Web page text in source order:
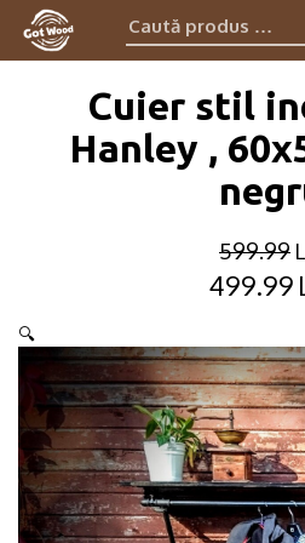
Caută
produs:
Cuier stil
Hanley ,
599.99
499.99
is:
🔍